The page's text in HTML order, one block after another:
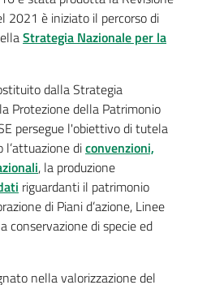
2021 è iniziato il percorso di
Strategia Nazionale per la
dalla Strategia
Protezione della Patrimonio
persegue l'obiettivo di tutela
diconvenzioni,
, la produzione
riguardanti il patrimonio
di Piani d’azione, Linee
conservazione di specie ed
nella valorizzazione del